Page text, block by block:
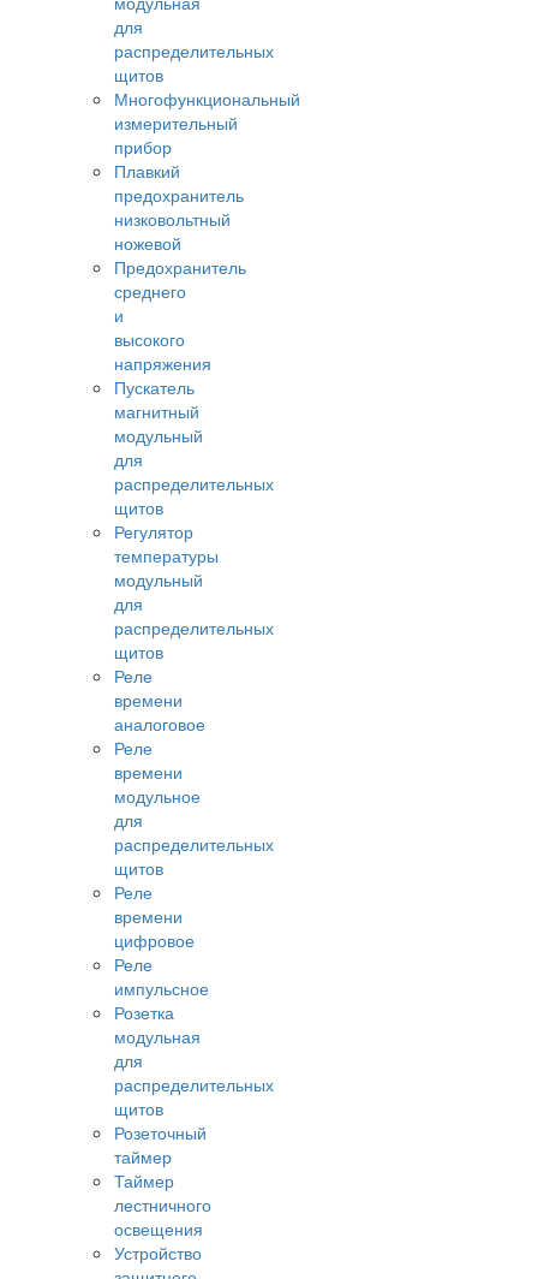
для
распределительных
щитов
Многофункциональный
измерительный
прибор
Плавкий
предохранитель
низковольтный
ножевой
Предохранитель
среднего
и
высокого
напряжения
Пускатель
магнитный
модульный
для
распределительных
щитов
Регулятор
температуры
модульный
для
распределительных
щитов
Реле
времени
аналоговое
Реле
времени
модульное
для
распределительных
щитов
Реле
времени
цифровое
Реле
импульсное
Розетка
модульная
для
распределительных
щитов
Розеточный
таймер
Таймер
лестничного
освещения
Устройство